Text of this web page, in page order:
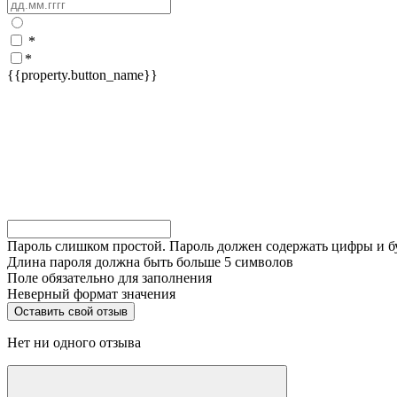
*
*
{{property.button_name}}
Пароль слишком простой. Пароль должен содержать цифры и
Длина пароля должна быть больше 5 символов
Поле обязательно для заполнения
Неверный формат значения
Нет ни одного отзыва